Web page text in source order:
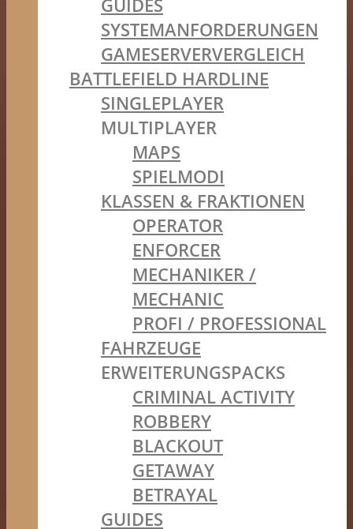
GUIDES
SYSTEMANFORDERUNGEN
GAMESERVERVERGLEICH
BATTLEFIELD HARDLINE
SINGLEPLAYER
MULTIPLAYER
MAPS
SPIELMODI
KLASSEN & FRAKTIONEN
OPERATOR
ENFORCER
MECHANIKER /
MECHANIC
PROFI / PROFESSIONAL
FAHRZEUGE
ERWEITERUNGSPACKS
CRIMINAL ACTIVITY
ROBBERY
BLACKOUT
GETAWAY
BETRAYAL
GUIDES